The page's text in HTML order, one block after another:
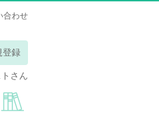
合わせ
登録
さん